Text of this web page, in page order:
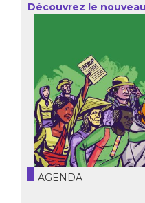
Découvrez le
AGENDA